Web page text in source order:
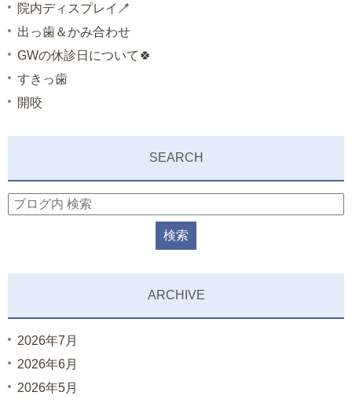
院内ディスプレイ🪥
出っ歯＆かみ合わせ
GWの休診日について🍀
すきっ歯
開咬
SEARCH
ARCHIVE
2026年7月
2026年6月
2026年5月